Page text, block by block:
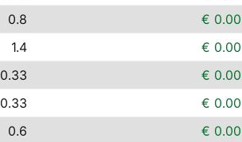
0.8 € 0.00
1.4 € 0.00
0.33 € 0.00
0.33 € 0.00
0.6 € 0.00